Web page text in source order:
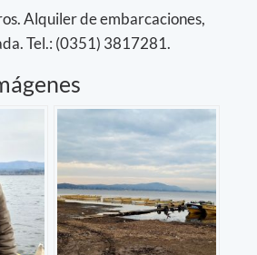
Alquiler de embarcaciones,
Tel.: (0351) 3817281.